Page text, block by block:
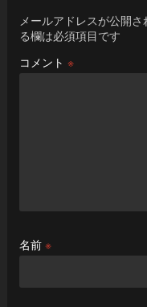
メールアドレスが公開さ
る欄は必須項目です
コメント ※
名前 ※